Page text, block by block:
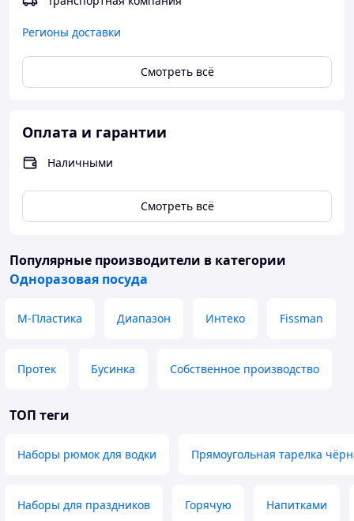
Регионы доставки
Смотреть всё
Оплата и гарантии
Наличными
Смотреть всё
Популярные производители в категории
Одноразовая посуда
М-Пластика Диапазон Интеко Fissman
Протек Бусинка Собственное производство
ТОП теги
Наборы рюмок для водки Прямоугольная тарелка
Наборы для праздников Горячую Напитками